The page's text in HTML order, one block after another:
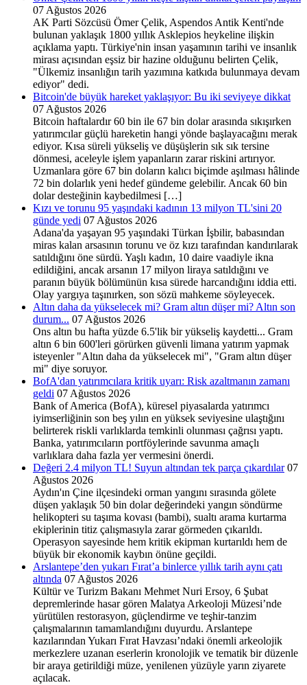
07 Ağustos 2026
AK Parti Sözcüsü Ömer Çelik, Aspendos Antik Kenti'nde
bulunan yaklaşık 1800 yıllık Asklepios heykeline ilişkin
açıklama yaptı. Türkiye'nin insan yaşamının tarihi ve insanlık
mirası açısından eşsiz bir hazine olduğunu belirten Çelik,
"Ülkemiz insanlığın tarih yazımına katkıda bulunmaya devam
ediyor" dedi.
Bitcoin'de büyük hareket yaklaşıyor: Bu iki seviyeye dikkat
07 Ağustos 2026
Bitcoin haftalardır 60 bin ile 67 bin dolar arasında sıkışırken
yatırımcılar güçlü hareketin hangi yönde başlayacağını merak
ediyor. Kısa süreli yükseliş ve düşüşlerin sık sık tersine
dönmesi, aceleyle işlem yapanların zarar riskini artırıyor.
Uzmanlara göre 67 bin doların kalıcı biçimde aşılması hâlinde
72 bin dolarlık yeni hedef gündeme gelebilir. Ancak 60 bin
dolar desteğinin kaybedilmesi […]
Kızı ve torunu 95 yaşındaki kadının 13 milyon TL'sini 20
günde yedi 07 Ağustos 2026
Adana'da yaşayan 95 yaşındaki Türkan İşbilir, babasından
miras kalan arsasının torunu ve öz kızı tarafından kandırılarak
satıldığını öne sürdü. Yaşlı kadın, 10 daire vaadiyle ikna
edildiğini, ancak arsanın 17 milyon liraya satıldığını ve
paranın büyük bölümünün kısa sürede harcandığını iddia etti.
Olay yargıya taşınırken, son sözü mahkeme söyleyecek.
Altın daha da yükselecek mi? Gram altın düşer mi? Altın son
durum... 07 Ağustos 2026
Ons altın bu hafta yüzde 6.5'lik bir yükseliş kaydetti... Gram
altın 6 bin 600'leri görürken güvenli limana yatırım yapmak
isteyenler "Altın daha da yükselecek mi", "Gram altın düşer
mi" diye soruyor.
BofA'dan yatırımcılara kritik uyarı: Risk azaltmanın zamanı
geldi 07 Ağustos 2026
Bank of America (BofA), küresel piyasalarda yatırımcı
iyimserliğinin son beş yılın en yüksek seviyesine ulaştığını
belirterek riskli varlıklarda temkinli olunması çağrısı yaptı.
Banka, yatırımcıların portföylerinde savunma amaçlı
varlıklara daha fazla yer vermesini önerdi.
Değeri 2.4 milyon TL! Suyun altından tek parça çıkardılar 07
Ağustos 2026
Aydın'ın Çine ilçesindeki orman yangını sırasında gölete
düşen yaklaşık 50 bin dolar değerindeki yangın söndürme
helikopteri su taşıma kovası (bambi), sualtı arama kurtarma
ekiplerinin titiz çalışmasıyla zarar görmeden çıkarıldı.
Operasyon sayesinde hem kritik ekipman kurtarıldı hem de
büyük bir ekonomik kaybın önüne geçildi.
Arslantepe’den yukarı Fırat’a binlerce yıllık tarih aynı çatı
altında 07 Ağustos 2026
Kültür ve Turizm Bakanı Mehmet Nuri Ersoy, 6 Şubat
depremlerinde hasar gören Malatya Arkeoloji Müzesi’nde
yürütülen restorasyon, güçlendirme ve teşhir-tanzim
çalışmalarının tamamlandığını duyurdu. Arslantepe
kazılarından Yukarı Fırat Havzası’ndaki önemli arkeolojik
merkezlere uzanan eserlerin kronolojik ve tematik bir düzenle
bir araya getirildiği müze, yenilenen yüzüyle yarın ziyarete
açılacak.